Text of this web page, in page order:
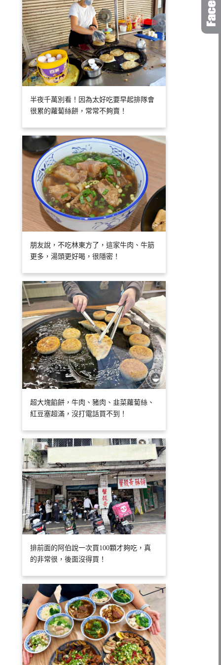
半夜千萬別看！因為太好吃要早起排隊會
很累的蘿蔔絲餅，常常不夠賣！
朋友說，不吃林東方了，這家牛肉、牛筋
更多，湯頭更好喝，很隱密！
超大塊餡餅，牛肉、豬肉、韭菜蘿蔔絲、
紅豆塞超滿，沒打電話買不到！
排前面的阿伯說一次買100顆才夠吃，真
的非常很，後面沒得買！